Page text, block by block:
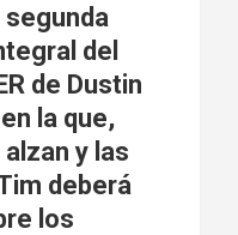
del
de Dustin
la que,
y las
deberá
los